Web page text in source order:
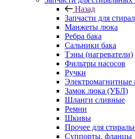
Назад
Запчасти для
Манжеты люка
Ребра бака
Сальники бака
Тэны (нагреватели)
Фильтры насосов
Ручки
Замок люка (УБЛ)
Шланги сливные
Ремни
Шкивы
Прочее для
Суппорты, фланцы